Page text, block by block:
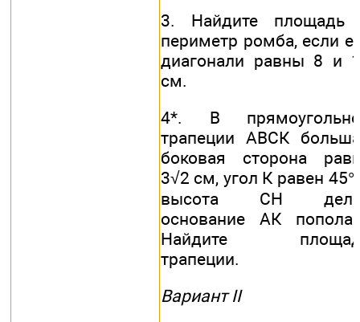
3. Найдите площадь
периметр ромба, если
диагонали равны 8 и
см.
4*. В
трапеции АВСК
боковая сторона
3√2 см, угол К равен
высота СН
основание АК
Найдите
трапеции.
Вариант II